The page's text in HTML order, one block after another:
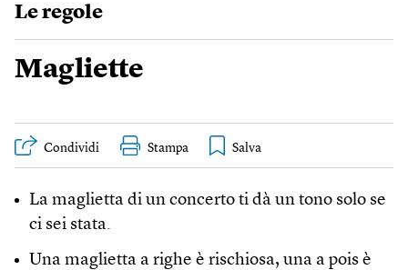
Le regole
Magliette
Condividi Stampa
La maglietta di un concerto ti dà un tono solo se
ci sei stata.
Una maglietta a righe è rischiosa, una a pois è